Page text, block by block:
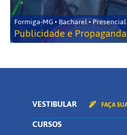
Formiga-MG • Bacharel • Presencial
Publicidade e Propaganda
VESTIBULAR FAÇA
CURSOS